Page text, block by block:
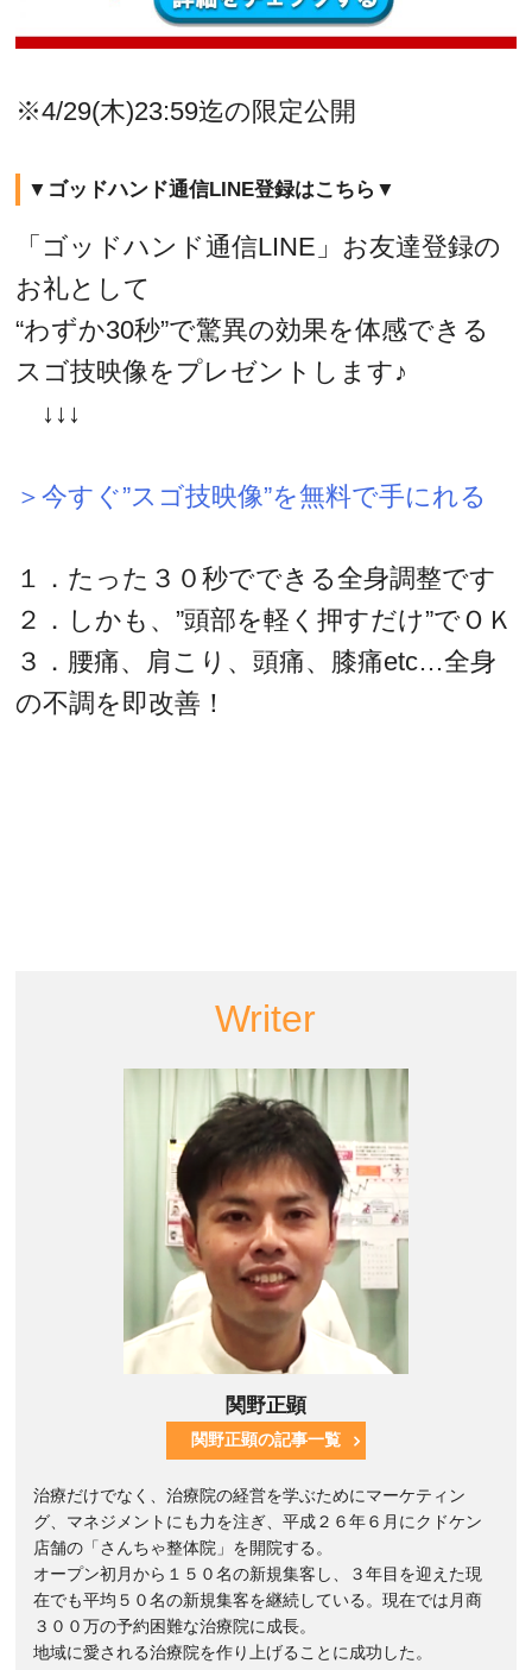
※4/29(木)23:59迄の限定公開
▼ゴッドハンド通信LINE登録はこちら▼
「ゴッドハンド通信LINE」お友達登録の
お礼として
“わずか30秒”で驚異の効果を体感できる
スゴ技映像をプレゼントします♪
↓↓↓
＞今すぐ”スゴ技映像”を無料で手にれる
１．たった３０秒でできる全身調整です
２．しかも、”頭部を軽く押すだけ”でＯＫ
３．腰痛、肩こり、頭痛、膝痛etc…全身
の不調を即改善！
Writer
関野正顕
関野正顕の記事一覧
治療だけでなく、治療院の経営を学ぶためにマーケティン
グ、マネジメントにも力を注ぎ、平成２６年６月にクドケン
店舗の「さんちゃ整体院」を開院する。
オープン初月から１５０名の新規集客し、３年目を迎えた現
在でも平均５０名の新規集客を継続している。現在では月商
３００万の予約困難な治療院に成長。
地域に愛される治療院を作り上げることに成功した。